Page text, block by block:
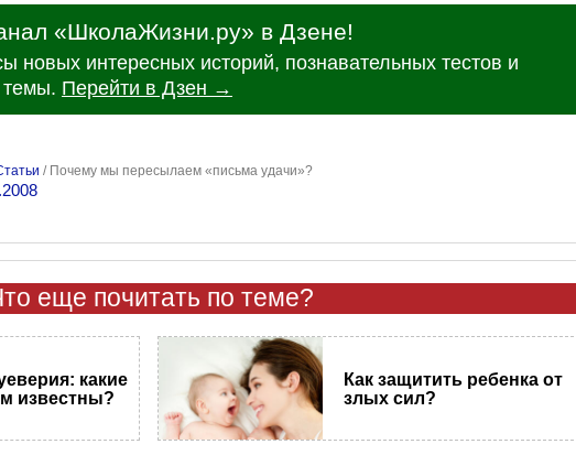
«ШколаЖизни.ру» в Дзене!
интересных историй, познавательных тестов и
темы. Перейти в Дзен →
/ Почему мы пересылаем «письма удачи»?
еще почитать по теме?
какие
известны?
Как защитить ребенка от
злых сил?